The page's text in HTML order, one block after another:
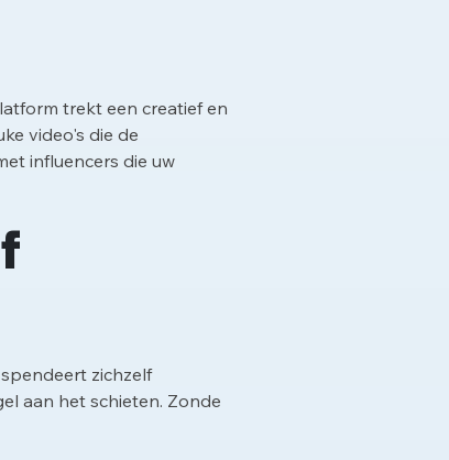
trekt een creatief en
video's die de
influencers die uw
zichzelf
aan het schieten. Zonde